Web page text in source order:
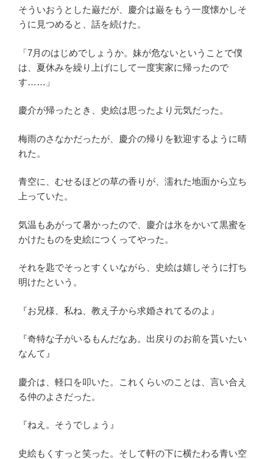
そういおうとした巌だが、慶介は巌をもう一度懐かしそ
うに見つめると、話を続けた。
「7月のはじめでしょうか。妹が危ないということで僕
は、夏休みを繰り上げにして一度実家に帰ったので
す……」
慶介が帰ったとき、史絵は思ったより元気だった。
梅雨のさなかだったが、慶介の帰りを歓迎するように晴
れた。
青空に、むせるほどの草の香りが、濡れた地面から立ち
上っていた。
気温もあがって暑かったので、慶介は氷をかいて黒蜜を
かけたものを史絵につくってやった。
それを匙でそっとすくいながら、史絵は嬉しそうに打ち
明けたという。
『お兄様、私ね、教え子から求婚されてるのよ』
『奇特な子がいるもんだなあ。出戻りのお前を貰いたい
なんて』
慶介は、軽口を叩いた。これくらいのことは、言い合え
る仲のよさだった。
『ねえ。そうでしょう』
史絵もくすっと笑った。そして軒の下に横たわる青い空